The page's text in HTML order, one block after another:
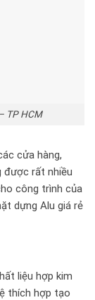
TP HCM
cửa hàng,
được rất nhiều
công trình của
dựng Alu giá rẻ
liệu hợp kim
thích hợp tạo